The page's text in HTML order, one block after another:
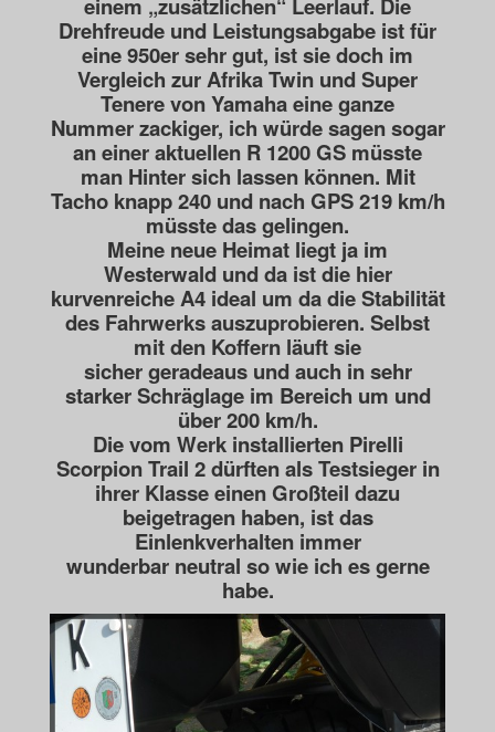
Drehfreude und Leistungsabgabe ist für
eine 950er sehr gut, ist sie doch im
Vergleich zur Afrika Twin und Super
Tenere von Yamaha eine ganze
Nummerzackiger, ich würde sagen sogar
an einer aktuellen R 1200 GS müsste
man Hinter sich lassen können. Mit
Tacho knapp 240 und nach GPS 219 km/h
müsste das gelingen.
Meine neue Heimat liegt ja im
Westerwald und da ist die hier
kurvenreiche A4 ideal um da die Stabilität
des Fahrwerks auszuprobieren. Selbst
mit den Koffern läuft sie
sichergeradeaus und auch in sehr
starker Schräglage im Bereich um und
über 200 km/h.
Die vom Werk installierten Pirelli
Scorpion Trail 2 dürften als Testsieger in
ihrer Klasseeinen Großteil dazu
beigetragen haben, ist das
Einlenkverhalten immer
wunderbar neutral so wie ich es gerne
habe.